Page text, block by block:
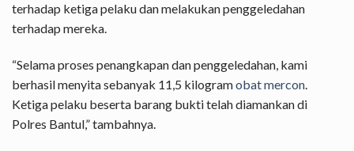
terhadap ketiga pelaku dan melakukan penggeledahan
terhadap mereka.
“Selama proses penangkapan dan penggeledahan, kami
berhasil menyita sebanyak 11,5 kilogramobat mercon.
Ketiga pelaku beserta barang bukti telah diamankan di
Polres Bantul,” tambahnya.